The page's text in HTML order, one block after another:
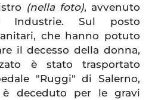
(nella foto), avvenuto
Sul posto
che hanno potuto
il decesso della donna,
è stato trasportato
"Ruggi" di Salerno,
deceduto per le gravi